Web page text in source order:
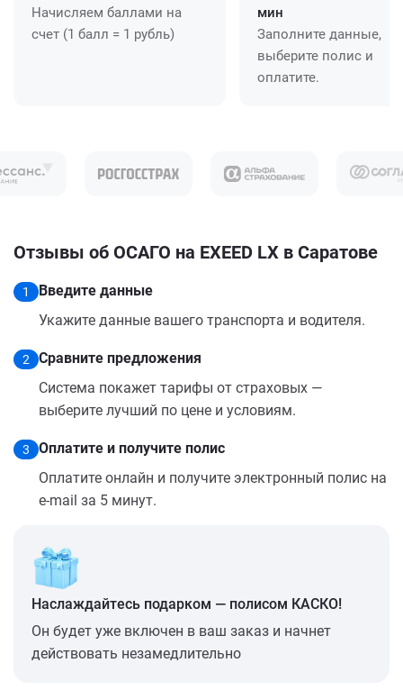
Начисляем баллами на
счет (1 балл = 1 рубль)
мин
Заполните данные,
выберите полис и
оплатите.
Отзывы об ОСАГО на EXEED LX в Саратове
1
Введите данные
Укажите данные вашего транспорта и водителя.
2
Сравните предложения
Система покажет тарифы от страховых —
выберите лучший по цене и условиям.
3
Оплатите и получите полис
Оплатите онлайн и получите электронный полис на
e-mail за 5 минут.
Наслаждайтесь подарком — полисом КАСКО!
Он будет уже включен в ваш заказ и начнет
действовать незамедлительно